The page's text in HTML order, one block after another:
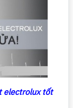
electrolux tốt